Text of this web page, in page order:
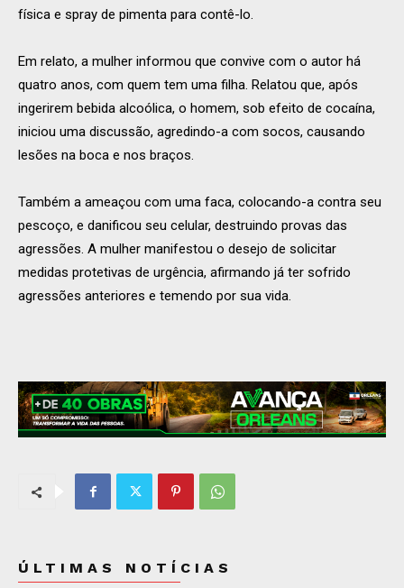
física e spray de pimenta para contê-lo.
Em relato, a mulher informou que convive com o autor há
quatro anos, com quem tem uma filha. Relatou que, após
ingerirem bebida alcoólica, o homem, sob efeito de cocaína,
iniciou uma discussão, agredindo-a com socos, causando
lesões na boca e nos braços.
Também a ameaçou com uma faca, colocando-a contra seu
pescoço, e danificou seu celular, destruindo provas das
agressões. A mulher manifestou o desejo de solicitar
medidas protetivas de urgência, afirmando já ter sofrido
agressões anteriores e temendo por sua vida.
ÚLTIMAS NOTÍCIAS